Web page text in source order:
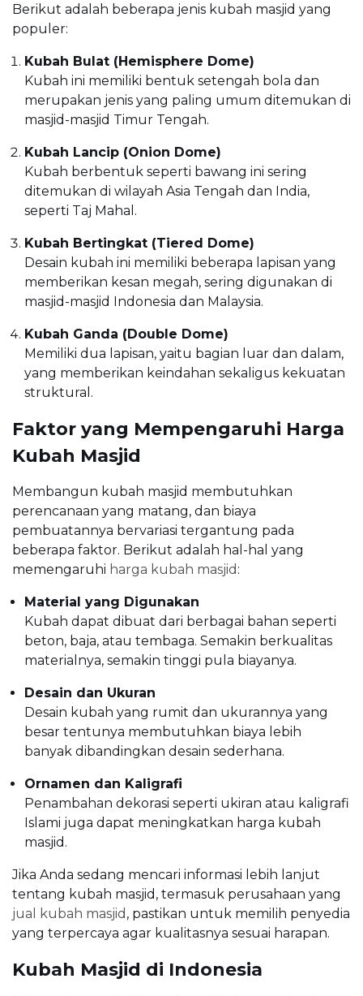
Berikut adalah beberapa jenis kubah masjid yang
populer:
Kubah Bulat (Hemisphere Dome)
Kubah ini memiliki bentuk setengah bola dan
merupakan jenis yang paling umum ditemukan di
masjid-masjid Timur Tengah.
Kubah Lancip (Onion Dome)
Kubah berbentuk seperti bawang ini sering
ditemukan di wilayah Asia Tengah dan India,
seperti Taj Mahal.
Kubah Bertingkat (Tiered Dome)
Desain kubah ini memiliki beberapa lapisan yang
memberikan kesan megah, sering digunakan di
masjid-masjid Indonesia dan Malaysia.
Kubah Ganda (Double Dome)
Memiliki dua lapisan, yaitu bagian luar dan dalam,
yang memberikan keindahan sekaligus kekuatan
struktural.
Faktor yang Mempengaruhi Harga
Kubah Masjid
Membangun kubah masjid membutuhkan
perencanaan yang matang, dan biaya
pembuatannya bervariasi tergantung pada
beberapa faktor. Berikut adalah hal-hal yang
memengaruhi harga kubah masjid :
Material yang Digunakan
Kubah dapat dibuat dari berbagai bahan seperti
beton, baja, atau tembaga. Semakin berkualitas
materialnya, semakin tinggi pula biayanya.
Desain dan Ukuran
Desain kubah yang rumit dan ukurannya yang
besar tentunya membutuhkan biaya lebih
banyak dibandingkan desain sederhana.
Ornamen dan Kaligrafi
Penambahan dekorasi seperti ukiran atau kaligrafi
Islami juga dapat meningkatkan harga kubah
masjid.
Jika Anda sedang mencari informasi lebih lanjut
tentang kubah masjid, termasuk perusahaan yang
jual kubah masjid , pastikan untuk memilih penyedia
yang terpercaya agar kualitasnya sesuai harapan.
Kubah Masjid di Indonesia